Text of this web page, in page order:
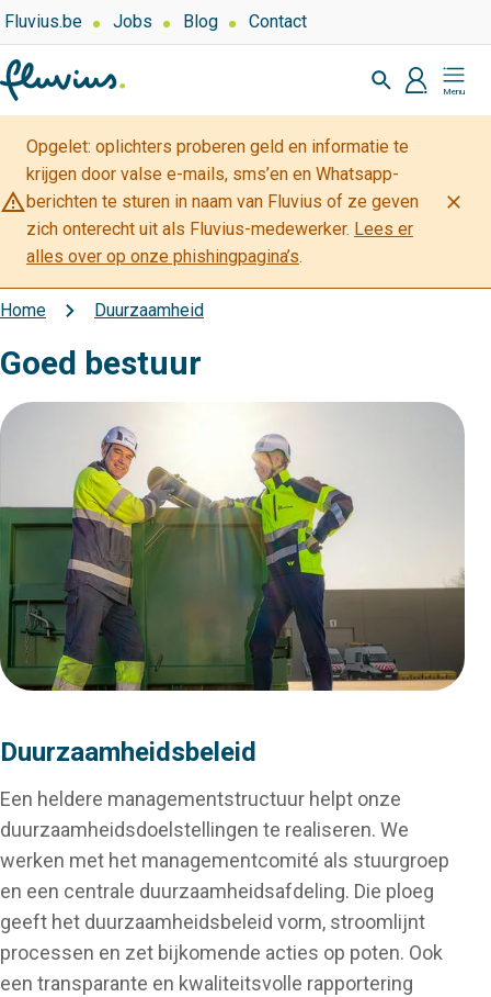
Overslaan
en
naar
de
inhoud
gaan
Top
navigation
Over
Fluvius.be Jobs Blog Contact
Zoeken
profiel
Mijn
Fluvius
warning_amber
Opgelet: oplichters proberen geld en informatie te
krijgen door valse e-mails, sms’en en Whatsapp-
berichten te sturen in naam van Fluvius of ze geven
zich onterecht uit als Fluvius-medewerker. Lees er
alles over op onze phishingpagina’s.
close
Kruimelpad
Home Duurzaamheid
Goed bestuur
Duurzaamheidsbeleid
Een heldere managementstructuur helpt onze
duurzaamheidsdoelstellingen te realiseren. We
werken met het managementcomité als stuurgroep
en een centrale duurzaamheidsafdeling. Die ploeg
geeft het duurzaamheidsbeleid vorm, stroomlijnt
processen en zet bijkomende acties op poten. Ook
een transparante en kwaliteitsvolle rapportering